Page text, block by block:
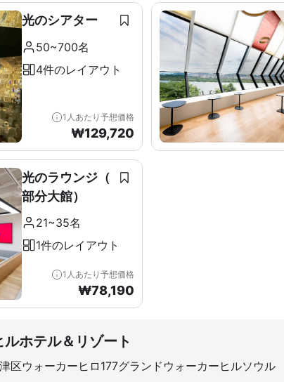
光のシアター
50~700名
4件のレイアウト
1人あたり予想価格
₩129,720
光のラウンジ（
部分大館）
21~35名
1件のレイアウト
1人あたり予想価格
₩78,190
ホテル＆リゾート
区ウォーカーヒロ177グランドウォーカーヒルソウル